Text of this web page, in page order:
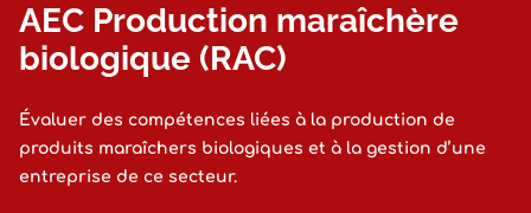
AEC Production maraîchère
biologique (RAC)
Évaluer des compétences liées à la production de
produits maraîchers biologiques et à la gestion d’une
entreprise de ce secteur.